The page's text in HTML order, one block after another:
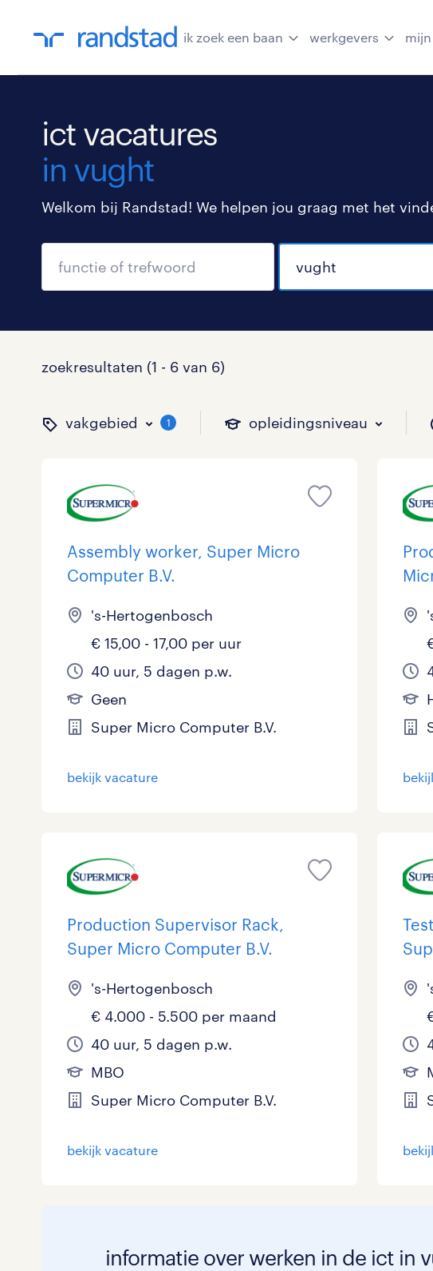
ik zoek een baan werkgevers
ict vacatures
in vught
Welkom bij Randstad! We helpen jou graag met het
zoekresultaten (1 - 6 van 6)
vakgebied 1 opleidingsniveau
binnen welk vakgebied wil je
Callcenter / Contactcenter
Engineering
ICT
Logistiek
Medisch
Webcare
op welk niveau zoek je
HBO 1
MBO, HAVO, VWO
VMBO/MAVO
toon 6 resultaten
hoeveel uren per week wil je
25 - 32 uur 0 33
toon 6 resultaten
welk soort dienstverband zou
Vast 0
toon 6 resultaten
Assembly worker, Super Micro
Computer B.V.
's-Hertogenbosch
€ 15,00 - 17,00 per uur
40 uur, 5 dagen p.w.
Geen
Super Micro Computer B.V.
bekijk vacature
Production Supervisor Rack,
Super Micro Computer B.V.
's-Hertogenbosch
€ 4.000 - 5.500 per maand
40 uur, 5 dagen p.w.
MBO
Super Micro Computer B.V.
bekijk vacature
informatie over werken in de ict in